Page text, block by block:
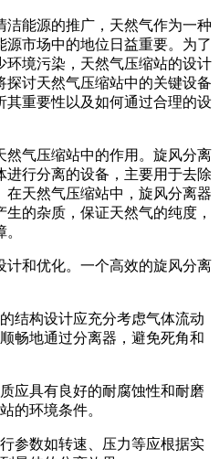
洁能源的推广，天然气作为一种
市场中的地位日益重要。为了
环境污染，天然气压缩站的设计
讨天然气压缩站中的关键设备
重要性以及如何通过合理的设
然气压缩站中的作用。旋风分离
行分离的设备，主要用于去除
天然气压缩站中，旋风分离器
的杂质，保证天然气的纯度，
计和优化。一个高效的旋风分离
结构设计应充分考虑气体流动
畅地通过分离器，避免死角和
应具有良好的耐腐蚀性和耐磨
的环境条件。
参数如转速、压力等应根据实